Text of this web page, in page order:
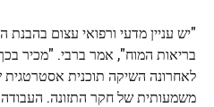
"יש עניין מדעי ורפואי עצום
בריאות המוח", אמר ברבי. "מכיר
לאחרונה השיקה תוכנית
משמעותית של חקר התזונה.